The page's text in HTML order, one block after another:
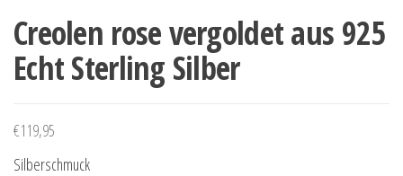
Creolen rose vergoldet aus 925
Echt Sterling Silber
€119,95
Silberschmuck